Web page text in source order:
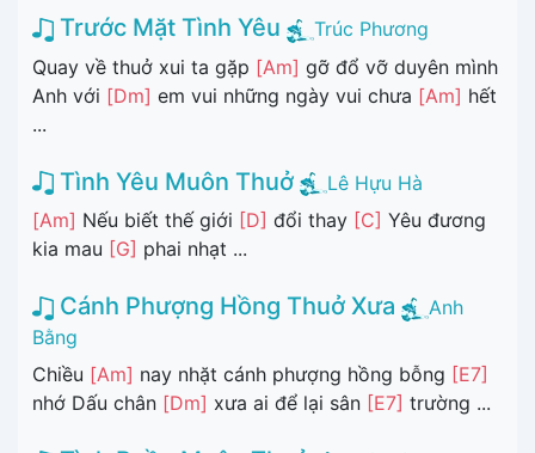
Trước Mặt Tình Yêu
Trúc Phương
Quay về thuở xui ta gặp [Am] gỡ đổ vỡ duyên mình
Anh với [Dm] em vui những ngày vui chưa [Am] hết
...
Tình Yêu Muôn Thuở
Lê Hựu Hà
[Am] Nếu biết thế giới [D] đổi thay [C] Yêu đương
kia mau [G] phai nhạt ...
Cánh Phượng Hồng Thuở Xưa
Anh
Bằng
Chiều [Am] nay nhặt cánh phượng hồng bỗng [E7]
nhớ Dấu chân [Dm] xưa ai để lại sân [E7] trường ...